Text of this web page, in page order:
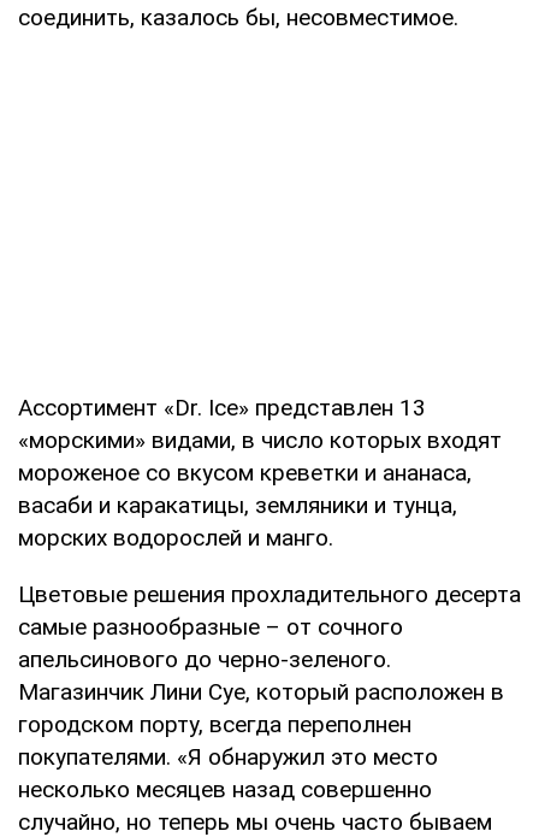
соединить, казалось бы, несовместимое.
Ассортимент «Dr. Ice» представлен 13
«морскими» видами, в число которых входят
мороженое со вкусом креветки и ананаса,
васаби и каракатицы, земляники и тунца,
морских водорослей и манго.
Цветовые решения прохладительного десерта
самые разнообразные – от сочного
апельсинового до черно-зеленого.
Магазинчик Лини Суе, который расположен в
городском порту, всегда переполнен
покупателями. «Я обнаружил это место
несколько месяцев назад совершенно
случайно, но теперь мы очень часто бываем